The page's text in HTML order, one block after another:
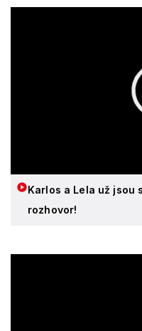
Karlos a Lela už jsou
rozhovor!